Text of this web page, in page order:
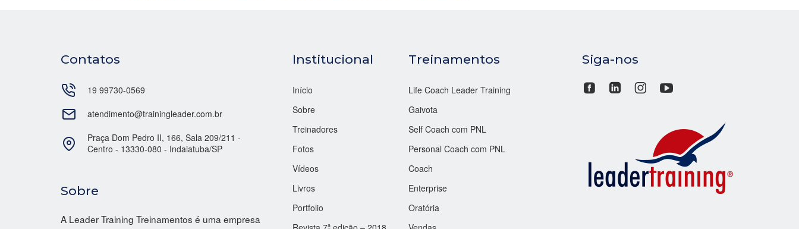
Contatos
19 99730-0569
atendimento@trainingleader.com.br
Praça Dom Pedro II, 166, Sala 209/211 -
Centro - 13330-080 - Indaiatuba/SP
Sobre
A Leader Training Treinamentos é uma empresa
Institucional
Início
Sobre
Treinadores
Fotos
Vídeos
Livros
Portfolio
Treinamentos
Life Coach Leader Training
Gaivota
Self Coach com PNL
Personal Coach com PNL
Coach
Enterprise
Oratória
Siga-nos